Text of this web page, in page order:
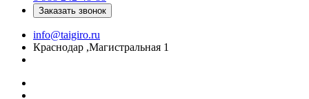
Заказать звонок
info@taigiro.ru
Краснодар ,Магистральная 1